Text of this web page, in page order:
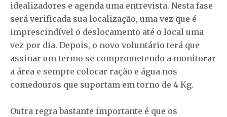
idealizadores e agenda uma entrevista. Nesta fase
será verificada sua localização, uma vez que é
imprescindível o deslocamento até o local uma
vez por dia. Depois, o novo voluntário terá que
assinar um termo se comprometendo a monitorar
a área e sempre colocar ração e água nos
comedouros que suportam em torno de 4 Kg.
Outra regra bastante importante é que os